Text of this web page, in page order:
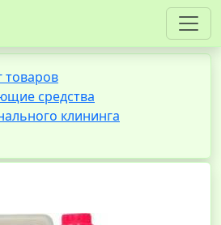
товаров
средства
клининга